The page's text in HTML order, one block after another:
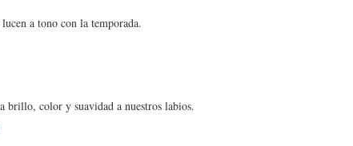
a tono con la temporada.
brillo, color y suavidad a nuestros labios.